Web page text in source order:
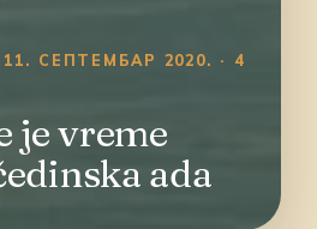
11. СЕПТЕМБАР 2020. · 4
je vreme
ada